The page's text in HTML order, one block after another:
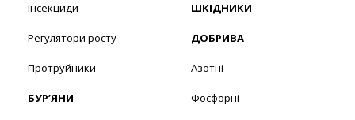
Інсекциди
Регулятори росту
Протруйники
БУР’ЯНИ
ШКІДНИКИ
ДОБРИВА
Азотні
Фосфорні